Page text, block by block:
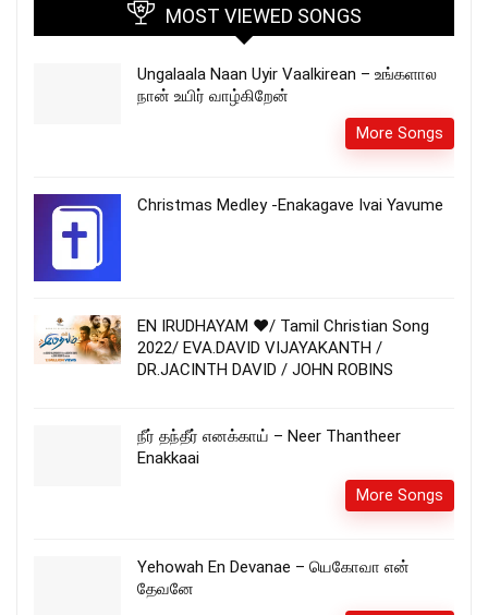
MOST VIEWED SONGS
Ungalaala Naan Uyir Vaalkirean – உங்களால
நான் உயிர் வாழ்கிறேன்
More Songs
Christmas Medley -Enakagave Ivai Yavume
EN IRUDHAYAM ❤️/ Tamil Christian Song
2022/ EVA.DAVID VIJAYAKANTH /
DR.JACINTH DAVID / JOHN ROBINS
நீர் தந்தீர் எனக்காய் – Neer Thantheer
Enakkaai
More Songs
Yehowah En Devanae – யெகோவா என்
தேவனே